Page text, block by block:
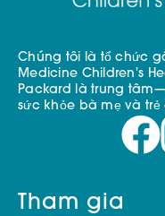
Chúng tôi là tổ chức
Medicine Children's
Packard là trung
sức khỏe bà mẹ và trẻ
Tham gia